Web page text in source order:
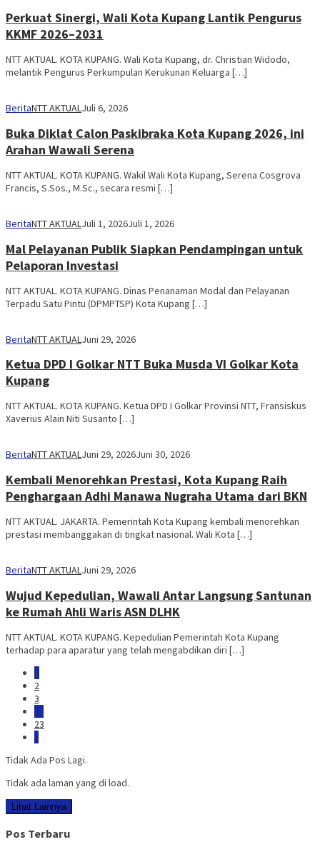
Perkuat Sinergi, Wali Kota Kupang Lantik Pengurus
KKMF 2026–2031
NTT AKTUAL. KOTA KUPANG. Wali Kota Kupang, dr. Christian Widodo,
melantik Pengurus Perkumpulan Kerukunan Keluarga […]
BeritaNTT AKTUALJuli 6, 2026
Buka Diklat Calon Paskibraka Kota Kupang 2026, ini
Arahan Wawali Serena
NTT AKTUAL. KOTA KUPANG. Wakil Wali Kota Kupang, Serena Cosgrova
Francis, S.Sos., M.Sc., secara resmi […]
BeritaNTT AKTUALJuli 1, 2026Juli 1, 2026
Mal Pelayanan Publik Siapkan Pendampingan untuk
Pelaporan Investasi
NTT AKTUAL. KOTA KUPANG. Dinas Penanaman Modal dan Pelayanan
Terpadu Satu Pintu (DPMPTSP) Kota Kupang […]
BeritaNTT AKTUAL Juni 29, 2026
Ketua DPD I Golkar NTT Buka Musda VI Golkar Kota
Kupang
NTT AKTUAL. KOTA KUPANG. Ketua DPD I Golkar Provinsi NTT, Fransiskus
Xaverius Alain Niti Susanto […]
BeritaNTT AKTUALJuni 29, 2026Juni 30, 2026
Kembali Menorehkan Prestasi, Kota Kupang Raih
Penghargaan Adhi Manawa Nugraha Utama dari BKN
NTT AKTUAL. JAKARTA. Pemerintah Kota Kupang kembali menorehkan
prestasi membanggakan di tingkat nasional. Wali Kota […]
BeritaNTT AKTUALJuni 29, 2026
Wujud Kepedulian, Wawali Antar Langsung Santunan
ke Rumah Ahli Waris ASN DLHK
NTT AKTUAL. KOTA KUPANG. Kepedulian Pemerintah Kota Kupang
terhadap para aparatur yang telah mengabdikan diri […]
1
2
3
…
23
»
Tidak Ada Pos Lagi.
Tidak ada laman yang di load.
Lihat Lainnya
Pos Terbaru